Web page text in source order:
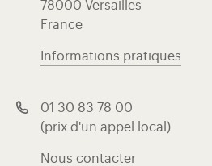
78000 Versailles
France
Informations pratiques
01 30 83 78 00
(prix d'un appel local)
Nous contacter